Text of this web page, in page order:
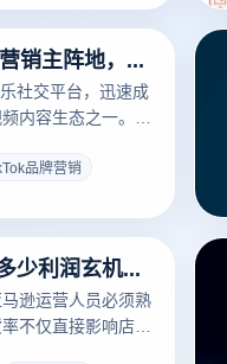
TikTok竟然成为品牌营销主阵地，这波红利别再错过
社交平台，迅速成
内容生态之一。其
品牌和个人开展营
品牌营销
亚马逊退货政策藏着多少利润玄机？老卖家不会告诉你的真相
逊运营人员必须熟
不仅直接影响店铺